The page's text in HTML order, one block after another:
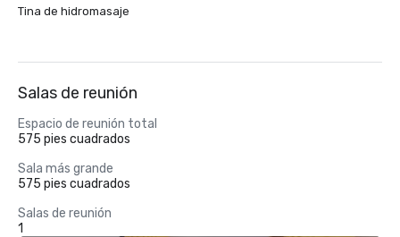
Tina de hidromasaje
Salas de reunión
Espacio de reunión total
575 pies cuadrados
Sala más grande
575 pies cuadrados
Salas de reunión
1